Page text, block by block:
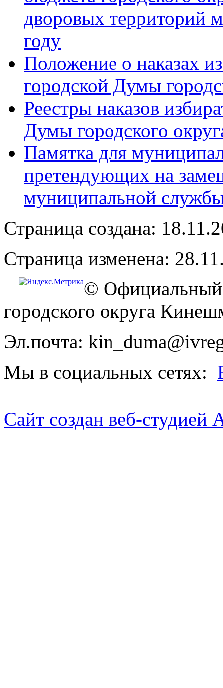
дворовых территорий
году
Положение о наказах
городской Думы
Реестры наказов
Думы городского
Памятка для
претендующих на
муниципальной
Страница создана:
Страница изменена:
© Официальный
городского округа
Эл.почта:
Мы в социальных сетях:
Сайт создан веб-студией